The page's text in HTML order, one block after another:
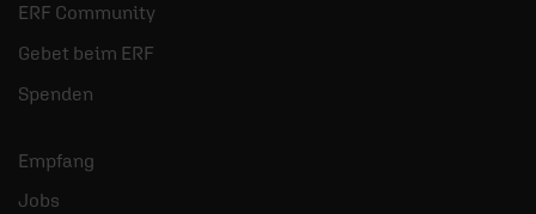
ERF Community
Gebet beim ERF
Spenden
Empfang
Jobs